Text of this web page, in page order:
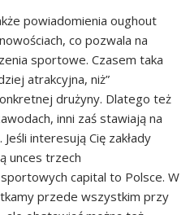
powiadomienia oughout
co pozwala na
sportowe. Czasem taka
atrakcyjna, niż”
drużyny. Dlatego też
inni zaś stawiają na
interesują Cię zakłady
unces trzech
capital to Polsce. W
przede wszystkim przy